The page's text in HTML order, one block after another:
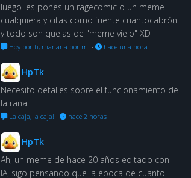
luego les pones un ragecomic o un meme
cualquiera y citas como fuente cuantocabrón
y todo son quejas de "meme viejo" XD
Hoy por ti, mañana por mí · hace una hora
HpTk
Necesito detalles sobre el funcionamiento de
la rana.
La caja, la caja! · hace 2 horas
HpTk
Ah, un meme de hace 20 años editado con
IA, sigo pensando que la época de cuanto